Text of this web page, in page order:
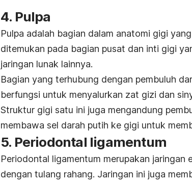
4. Pulpa
Pulpa adalah bagian dalam anatomi gigi
ditemukan pada bagian pusat dan inti gigi
jaringan lunak lainnya.
Bagian yang terhubung dengan pembuluh
berfungsi untuk menyalurkan zat gizi dan
Struktur gigi satu ini juga mengandung
membawa sel darah putih ke gigi untuk
5. Periodontal ligamentum
Periodontal ligamentum merupakan jaringan
dengan tulang rahang. Jaringan ini juga